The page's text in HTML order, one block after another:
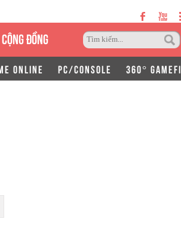
CỘNG ĐỒNG
ONLINE PC/CONSOLE 360° GAMEFI